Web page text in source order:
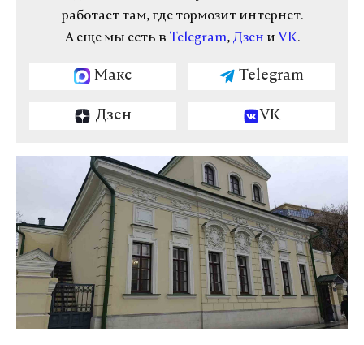
работает там, где тормозит интернет.
А еще мы есть в Telegram, Дзен и VK.
Макс Telegram
Дзен VK